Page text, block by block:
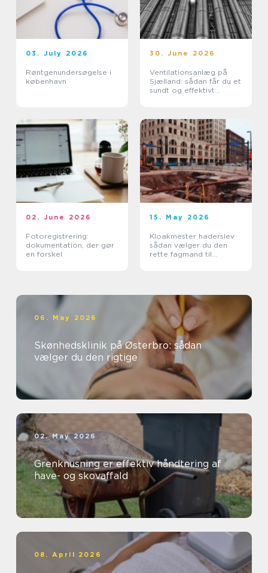
03. July 2026
Røntgenundersøgelse i
københavn
30. June 2026
Ventilationsanlæg på
Sjælland: sådan får du et
sundt og effektivt
02. June 2026
Fotoregistrering:
dokumentation, der gør
en forskel
15. May 2026
Kloakmester haderslev
sådan vælger du den
rette fagmand til
06. May 2026
Skønhedsklinik på Østerbro: sådan
vælger du den rigtige
02. May 2026
Grenknusning er effektiv håndtering af
have- og skovaffald
08. April 2026